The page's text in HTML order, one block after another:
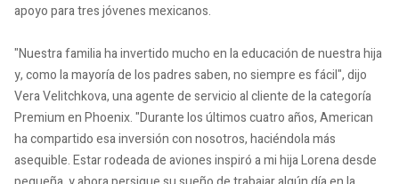
apoyo para tres jóvenes mexicanos.
"Nuestra familia ha invertido mucho en la educación de nuestra hija
y, como la mayoría de los padres saben, no siempre es fácil", dijo
Vera Velitchkova, una agente de servicio al cliente de la categoría
Premium en Phoenix. "Durante los últimos cuatro años, American
ha compartido esa inversión con nosotros, haciéndola más
asequible. Estar rodeada de aviones inspiró a mi hija Lorena desde